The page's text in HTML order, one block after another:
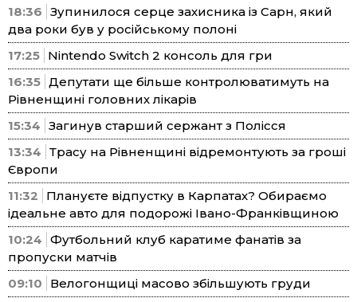
18:36 Зупинилося серце захисника із Сарн, який
два роки був у російському полоні
17:25 Nintendo Switch 2 консоль для гри
16:35 Депутати ще більше контролюватимуть на
Рівненщині головних лікарів
15:34 Загинув старший сержант з Полісся
13:34 Трасу на Рівненщині відремонтують за гроші
Європи
11:32
Плануєте відпустку в Карпатах? Обираємо
ідеальне авто для подорожі Івано-Франківщиною
10:24 Футбольний клуб каратиме фанатів за
пропуски матчів
09:10
Велогонщиці масово збільшують груди